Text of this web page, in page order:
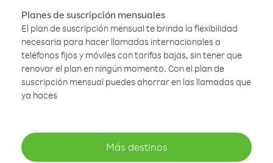
Planes de suscripción mensuales
El plan de suscripción mensual te brinda la flexibilidad
necesaria para hacer llamadas internacionales a
teléfonos fijos y móviles con tarifas bajas, sin tener que
renovar el plan en ningún momento. Con el plan de
suscripción mensual puedes ahorrar en las llamadas que
ya haces
Más destinos